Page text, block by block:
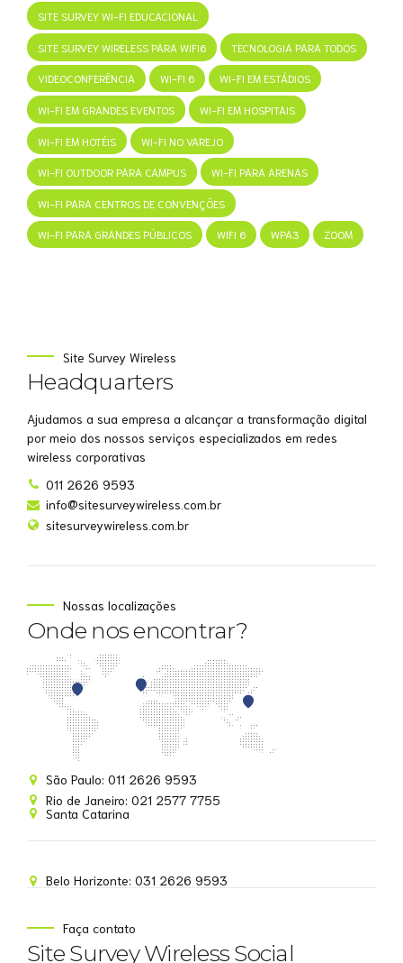
SITE SURVEY WI-FI EDUCACIONAL
SITE SURVEY WIRELESS PARA WIFI6 TECNOLOGIA PARA TODOS
VIDEOCONFERÊNCIA WI-FI 6 WI-FI EM ESTÁDIOS
WI-FI EM GRANDES EVENTOS WI-FI EM HOSPITAIS
WI-FI EM HOTÉIS WI-FI NO VAREJO
WI-FI OUTDOOR PARA CAMPUS WI-FI PARA ARENAS
WI-FI PARA CENTROS DE CONVENÇÕES
WI-FI PARA GRANDES PÚBLICOS WIFI 6 WPA3 ZOOM
Site Survey Wireless
Headquarters
Ajudamos a sua empresa a alcançar a transformação digital
por meio dos nossos serviços especializados em redes
wireless corporativas
011 2626 9593
info@sitesurveywireless.com.br
sitesurveywireless.com.br
Nossas localizações
Onde nos encontrar?
São Paulo: 011 2626 9593
Rio de Janeiro: 021 2577 7755
Santa Catarina
Belo Horizonte: 031 2626 9593
Faça contato
Site Survey Wireless Social
Online agora
EMAIL